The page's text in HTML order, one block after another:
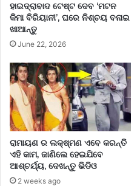
ହାଇଦ୍ରାବାଦ ଟେଷ୍ଟ ଦେବ ‘ମଟନ
କିମା ବିରିୟାନୀ’, ଘରେ ନିଶ୍ଚୟ ବନାଇ
ଖାଆନ୍ତୁ
June 22, 2026
ରାମାୟଣ ର ଲକ୍ଷ୍ମଣ ଏବେ କରନ୍ତି
ଏହି କାମ, ଜାଣିଲେ ହେଇଯିବେ
ଆଶ୍ଚର୍ଯ୍ୟ, ଦେଖନ୍ତୁ ଭିଡିଓ
2 weeks ago